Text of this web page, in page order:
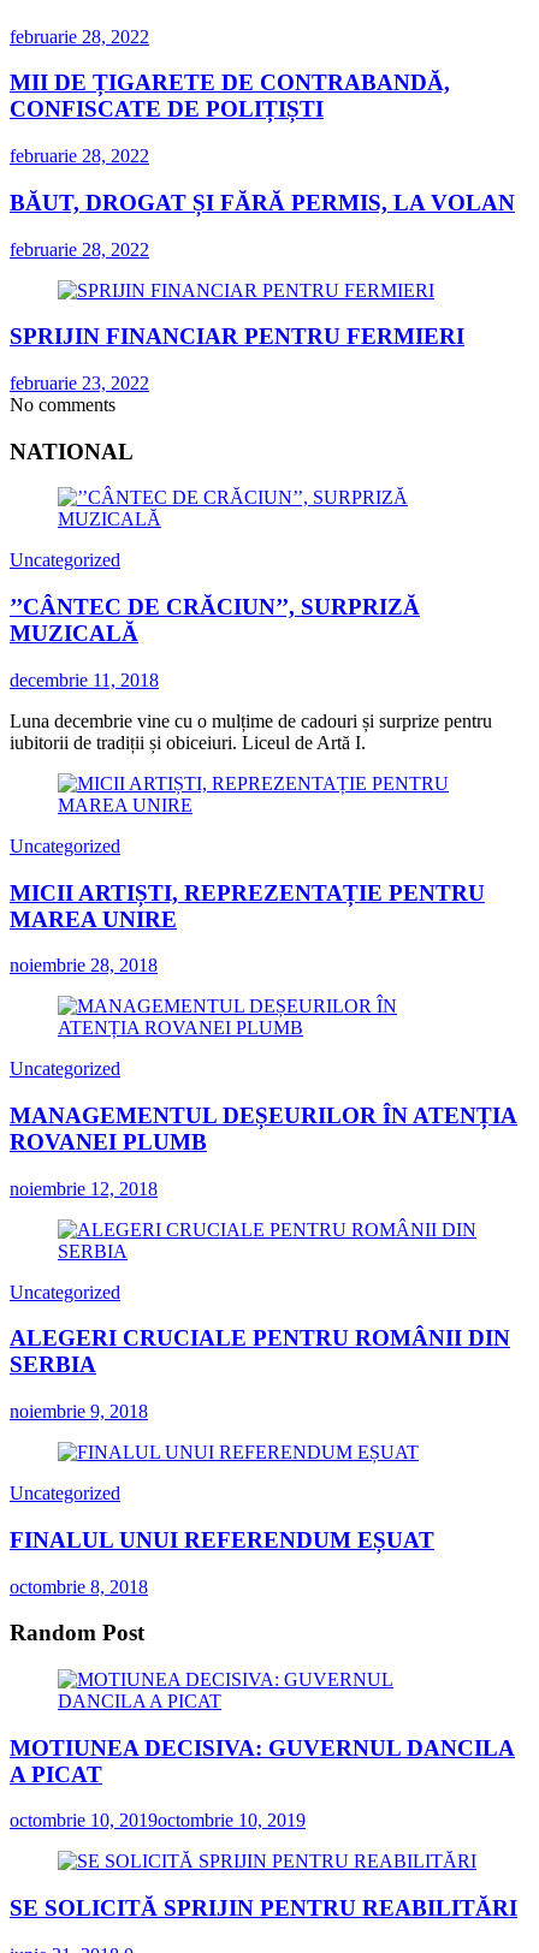
februarie 28, 2022
MII DE ȚIGARETE DE CONTRABANDĂ,
CONFISCATE DE POLIȚIȘTI
februarie 28, 2022
BĂUT, DROGAT ȘI FĂRĂ PERMIS, LA VOLAN
februarie 28, 2022
SPRIJIN FINANCIAR PENTRU FERMIERI
februarie 23, 2022
No comments
NATIONAL
Uncategorized
’’CÂNTEC DE CRĂCIUN’’, SURPRIZĂ
MUZICALĂ
decembrie 11, 2018
Luna decembrie vine cu o mulțime de cadouri și surprize pentru
iubitorii de tradiții și obiceiuri. Liceul de Artă I.
Uncategorized
MICII ARTIȘTI, REPREZENTAȚIE PENTRU
MAREA UNIRE
noiembrie 28, 2018
Uncategorized
MANAGEMENTUL DEȘEURILOR ÎN ATENȚIA
ROVANEI PLUMB
noiembrie 12, 2018
Uncategorized
ALEGERI CRUCIALE PENTRU ROMÂNII DIN
SERBIA
noiembrie 9, 2018
Uncategorized
FINALUL UNUI REFERENDUM EȘUAT
octombrie 8, 2018
Random Post
MOTIUNEA DECISIVA: GUVERNUL DANCILA
A PICAT
octombrie 10, 2019octombrie 10, 2019
SE SOLICITĂ SPRIJIN PENTRU REABILITĂRI